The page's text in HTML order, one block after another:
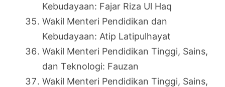
Kebudayaan: Fajar Riza Ul Haq
Wakil Menteri Pendidikan dan
Kebudayaan: Atip Latipulhayat
Wakil Menteri Pendidikan Tinggi, Sains,
dan Teknologi: Fauzan
Wakil Menteri Pendidikan Tinggi, Sains,